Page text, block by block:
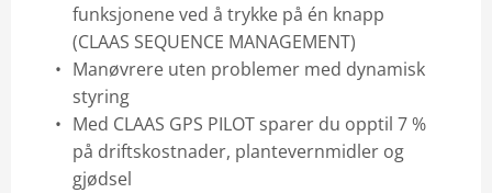
funksjonene ved å trykke på én knapp
(CLAAS SEQUENCE MANAGEMENT)
Manøvrere uten problemer med dynamisk
styring
Med CLAAS GPS PILOT sparer du opptil 7 %
på driftskostnader, plantevernmidler og
gjødsel